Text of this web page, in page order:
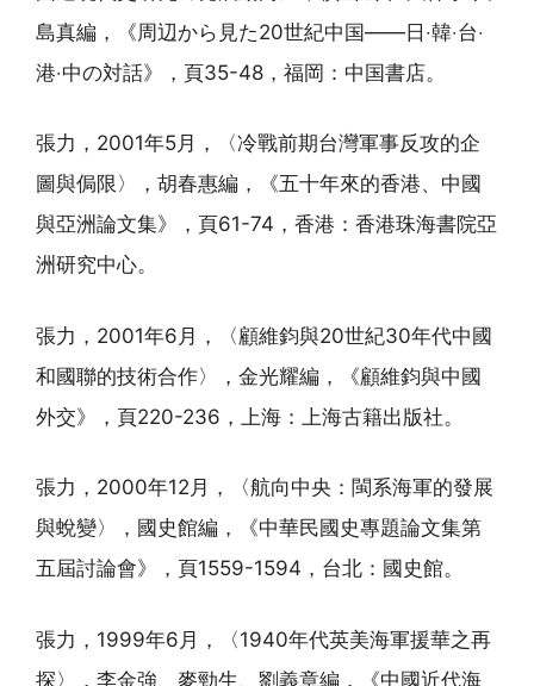
島真編，《周辺から見た20世紀中国——日‧韓‧台‧
港‧中の対話》，頁35-48，福岡：中国書店。
張力，2001年5月，〈冷戰前期台灣軍事反攻的企
圖與侷限〉，胡春惠編，《五十年來的香港、中國
與亞洲論文集》，頁61-74，香港：香港珠海書院亞
洲研究中心。
張力，2001年6月，〈顧維鈞與20世紀30年代中國
和國聯的技術合作〉，金光耀編，《顧維鈞與中國
外交》，頁220-236，上海：上海古籍出版社。
張力，2000年12月，〈航向中央：閩系海軍的發展
與蛻變〉，國史館編，《中華民國史專題論文集第
五屆討論會》，頁1559-1594，台北：國史館。
張力，1999年6月，〈1940年代英美海軍援華之再
探〉，李金強、麥勁生、劉義章編，《中國近代海